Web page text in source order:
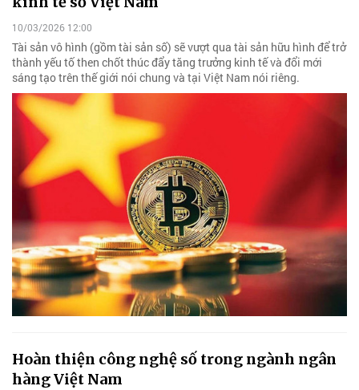
10/03/2026 12:00
Tài sản vô hình (gồm tài sản số) sẽ vượt qua tài sản hữu hình để trở
thành yếu tố then chốt thúc đẩy tăng trưởng kinh tế và đổi mới
sáng tạo trên thế giới nói chung và tại Việt Nam nói riêng.
Hoàn thiện công nghệ số trong ngành ngân
hàng Việt Nam